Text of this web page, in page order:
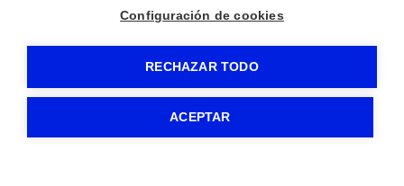
Configuración de cookies
RECHAZAR TODO
ACEPTAR
Reserves